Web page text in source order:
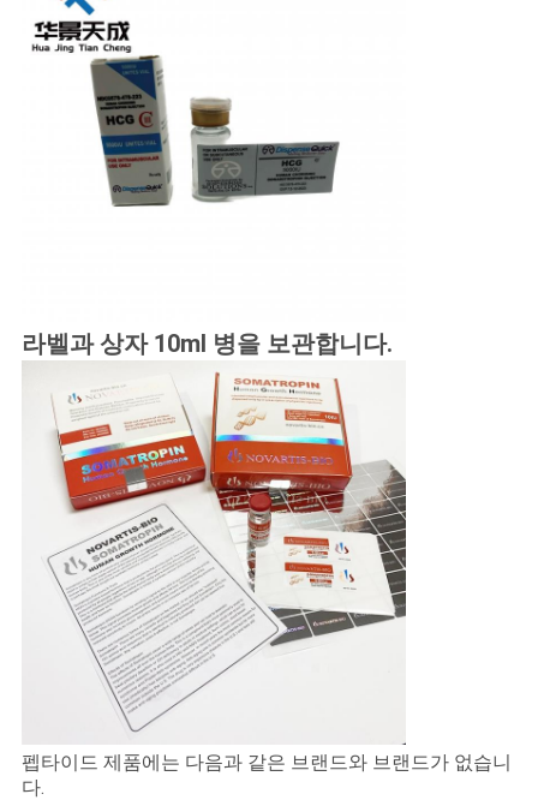
라벨과 상자 10ml 병을 보관합니다.
펩타이드 제품에는 다음과 같은 브랜드와 브랜드가 없습니
다.